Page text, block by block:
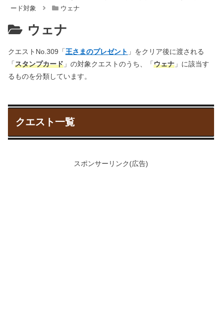
ード対象
ウェナ
ウェナ
クエストNo.309「王さまのプレゼント 」をクリア後に渡される
「スタンプカード 」の対象クエストのうち、「ウェナ 」に該当す
るものを分類しています。
クエスト一覧
スポンサーリンク(広告)